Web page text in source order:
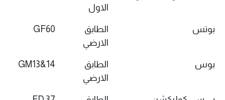
الاول
بوتس
الطابق
الارضي
GF60
بوس
الطابق
الارضي
GM13&14